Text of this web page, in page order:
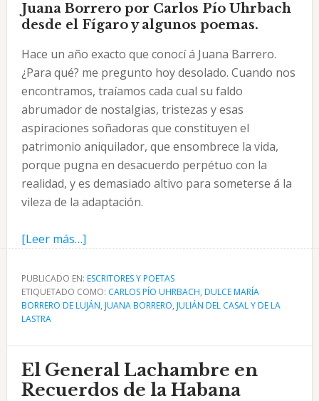
Juana Borrero por Carlos Pío Uhrbach
desde el Fígaro y algunos poemas.
Hace un año exacto que conocí á Juana Barrero.
¿Para qué? me pregunto hoy desolado. Cuando nos
encontramos, traíamos cada cual su faldo
abrumador de nostalgias, tristezas y esas
aspiraciones soñadoras que constituyen el
patrimonio aniquilador, que ensombrece la vida,
porque pugna en desacuerdo perpétuo con la
realidad, y es demasiado altivo para someterse á la
vileza de la adaptación.
[Leer más…]acerca
Juana
Borrero
por
Pío
Uhrbach
desde
PUBLICADO EN: ESCRITORES Y POETAS
ETIQUETADO COMO: CARLOS PÍO UHRBACH, DULCE MARÍA
BORRERO DE LUJÁN, JUANA BORRERO, JULIÁN DEL CASAL Y DE LA
LASTRA
El General Lachambre en
Recuerdos de la Habana